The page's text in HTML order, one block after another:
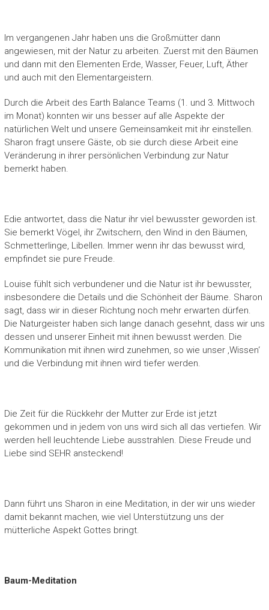
Im vergangenen Jahr haben uns die Großmütter dann
angewiesen, mit der Natur zu arbeiten. Zuerst mit den Bäumen
und dann mit den Elementen Erde, Wasser, Feuer, Luft, Äther
und auch mit den Elementargeistern.
Durch die Arbeit des Earth Balance Teams (1. und 3. Mittwoch
im Monat) konnten wir uns besser auf alle Aspekte der
natürlichen Welt und unsere Gemeinsamkeit mit ihr einstellen.
Sharon fragt unsere Gäste, ob sie durch diese Arbeit eine
Veränderung in ihrer persönlichen Verbindung zur Natur
bemerkt haben.
Edie antwortet, dass die Natur ihr viel bewusster geworden ist.
Sie bemerkt Vögel, ihr Zwitschern, den Wind in den Bäumen,
Schmetterlinge, Libellen. Immer wenn ihr das bewusst wird,
empfindet sie pure Freude.
Louise fühlt sich verbundener und die Natur ist ihr bewusster,
insbesondere die Details und die Schönheit der Bäume. Sharon
sagt, dass wir in dieser Richtung noch mehr erwarten dürfen.
Die Naturgeister haben sich lange danach gesehnt, dass wir uns
dessen und unserer Einheit mit ihnen bewusst werden. Die
Kommunikation mit ihnen wird zunehmen, so wie unser ‚Wissen‘
und die Verbindung mit ihnen wird tiefer werden.
Die Zeit für die Rückkehr der Mutter zur Erde ist jetzt
gekommen und in jedem von uns wird sich all das vertiefen. Wir
werden hell leuchtende Liebe ausstrahlen. Diese Freude und
Liebe sind SEHR ansteckend!
Dann führt uns Sharon in eine Meditation, in der wir uns wieder
damit bekannt machen, wie viel Unterstützung uns der
mütterliche Aspekt Gottes bringt.
Baum-Meditation